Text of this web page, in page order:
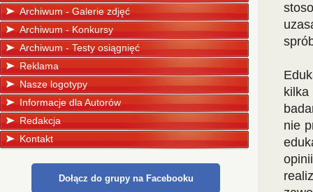
Archiwum - Galerie zdjęć
Archiwum - Konkursy
Archiwum - Testy osiągnięć
Reklama
Nasze logotypy
Informacje dla Autorów
Redakcja
Kontakt
Dołącz do grupy na Facebooku
nie